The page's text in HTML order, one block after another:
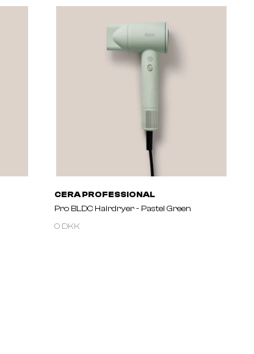
CERA PROFESSIONAL
Pro BLDC Hairdryer - Pastel Green
0 DKK